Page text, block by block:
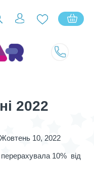
2022
Жовтень 10, 2022
10% від